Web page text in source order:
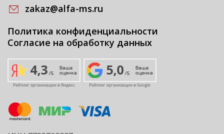
zakaz@alfa-ms.ru
Политика конфиденциальности
Согласие на обработку данных